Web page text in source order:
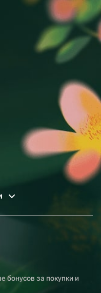
бонусов за покупки и